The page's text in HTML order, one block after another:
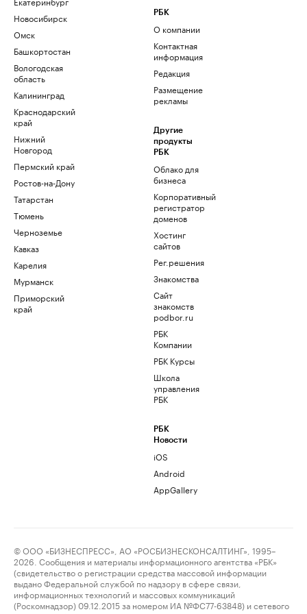
Новосибирск
Омск
Башкортостан
Вологодская
область
Калининград
Краснодарский
край
Нижний
Новгород
Пермский край
Ростов-на-Дону
Татарстан
Тюмень
Черноземье
Кавказ
Карелия
Мурманск
Приморский
край
РБК
О компании
Контактная
информация
Редакция
Размещение
рекламы
Другие
продукты
РБК
Облако для
бизнеса
Корпоративный
регистратор
доменов
Хостинг
сайтов
Рег.решения
Знакомства
Сайт
знакомств
podbor.ru
РБК
Компании
РБК Курсы
Школа
управления
РБК
РБК
Новости
iOS
Android
AppGallery
© ООО «БИЗНЕСПРЕСС», АО «РОСБИЗНЕСКОНСАЛТИНГ», 1995–
2026. Сообщения и материалы информационного агентства «РБК»
(свидетельство о регистрации средства массовой информации
выдано Федеральной службой по надзору в сфере связи,
информационных технологий и массовых коммуникаций
(Роскомнадзор) 09.12.2015 за номером ИА №ФС77-63848) и сетевого